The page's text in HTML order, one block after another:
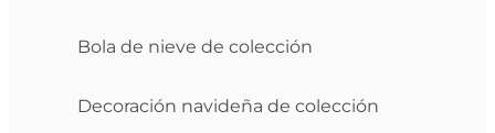
Bola de nieve de colección
Decoración navideña de colección